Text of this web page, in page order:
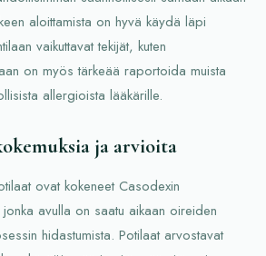
aloittamista on hyvä käydä läpi
vaikuttavat tekijät, kuten
on myös tärkeää raportoida muista
allergioista lääkärille.
ja arvioita
ovat kokeneet Casodexin
avulla on saatu aikaan oireiden
hidastumista. Potilaat arvostavat